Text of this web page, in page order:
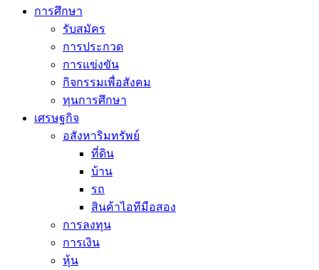
การศึกษา
รับสมัคร
การประกวด
การแข่งขัน
กิจกรรมเพื่อสังคม
ทุนการศึกษา
เศรษฐกิจ
อสังหาริมทรัพย์
ที่ดิน
บ้าน
รถ
สินค้าไอทีมือสอง
การลงทุน
การเงิน
หุ้น